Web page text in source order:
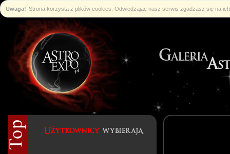
Uwaga! Strona korzysta z plików cookies. Odwiedzając nasz serwis zgadzasz się na